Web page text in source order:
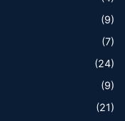
(9)
(7)
(24)
(9)
(21)